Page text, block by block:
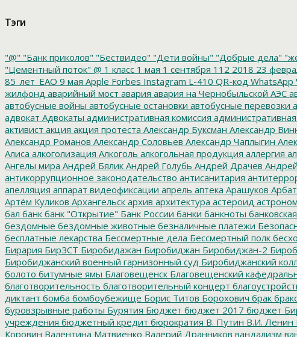
Тэги
"@" "Банк приколов" "Бествидео" "Дети войны" "Добрые дела"
"Цементный поток" @ 1 класс 1 мая 1 сентября 112 2018 23
85_лет_ЕАО 9 мая Apple Forbes Instagram L-410 QR-код WhatsApp
жилфонд аварийный мост авария авария на Чернобыльской АЭС
автобусные войны автобусные остановки автобусные перевозки
адвокат Адвокаты административная комиссия
активист акция акция протеста Александр Буксман Александр
Александр Романов Александр Соловьев Александр Чаплыгин
Алиса алкоголизация Алкоголь алкогольная продукция аллергия
Ангелы мира Андрей Бялик Андрей Голубь Андрей Драчев
антикоррупционное законодательство антисанитария
апелляция аппарат видеофиксации апрель аптека Арашуков Арбат
Артём Куликов Архангельск архив архитектура астероид
бал банк банк "Открытие" Банк России банки банкноты
бездомные бездомные животные безналичные платежи
бесплатные лекарства Бессмертные дела Бессмертный полк
Бирария БирЗСТ Биробидажан Биробиджан Биробиджан-2
Биробиджанский военный гарнизонный суд Биробиджанский
болото битумные ямы Благовещенск Благовещенский
благотворительность благотворительный концерт
диктант бомба бомбоубежище Борис Титов Борохович брак
буровзрывные работы Бурятия Бюджет бюджет 2017 бюджет
учреждения бюджетный кредит бюрократия В. Путин В.И. Ленин
Коровин Валентина Матвиенко Валерий Дранников вандализм